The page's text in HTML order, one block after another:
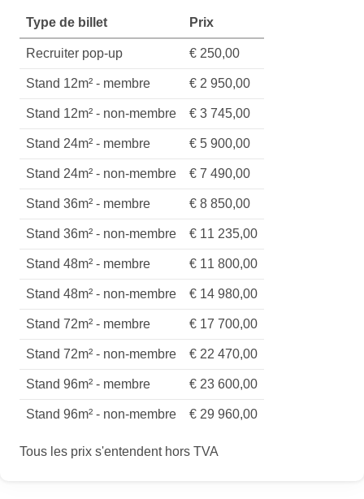
Type de billet Prix
Recruiter pop-up € 250,00
Stand 12m² - membre € 2 950,00
Stand 12m² - non-membre € 3 745,00
Stand 24m² - membre € 5 900,00
Stand 24m² - non-membre € 7 490,00
Stand 36m² - membre € 8 850,00
Stand 36m² - non-membre € 11 235,00
Stand 48m² - membre € 11 800,00
Stand 48m² - non-membre € 14 980,00
Stand 72m² - membre € 17 700,00
Stand 72m² - non-membre € 22 470,00
Stand 96m² - membre € 23 600,00
Stand 96m² - non-membre € 29 960,00
Tous les prix s'entendent hors TVA